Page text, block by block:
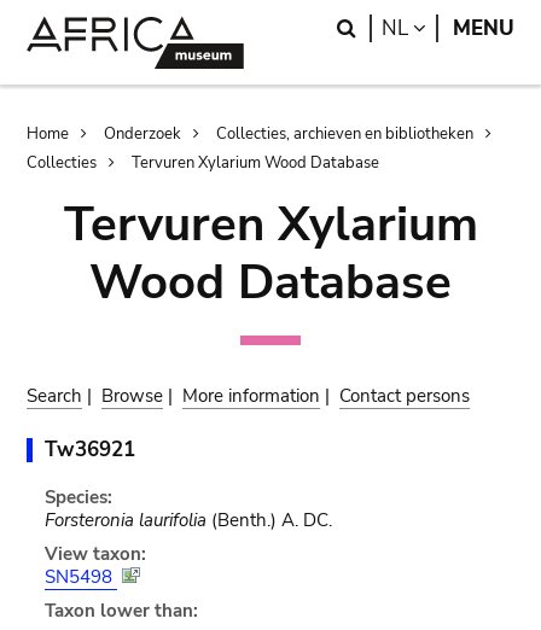
Search
NL LANGUAGE
MENU
Breadcrumb
Home Onderzoek
Collecties, archieven en bibliotheken
Collecties
Tervuren Xylarium Wood Database
Tervuren Xylarium
Wood Database
Search | Browse | More information | Contact persons
Tw36921
Species:
Forsteronia laurifolia (Benth.) A. DC.
View taxon:
SN5498
Taxon lower than: